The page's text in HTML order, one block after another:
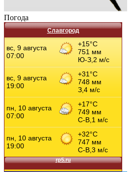
Погода
Славгород